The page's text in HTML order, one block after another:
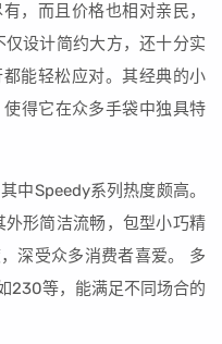
，而且价格也相对亲民，
设计简约大方，还十分实
能轻松应对。其经典的小
得它在众多手袋中独具特
中Speedy系列热度颇高。
形简洁流畅，包型小巧精
深受众多消费者喜爱。 多
230等，能满足不同场合的